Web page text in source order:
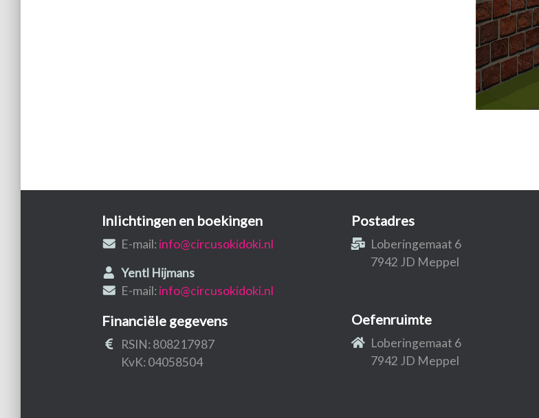
Inlichtingen en boekingen
E-mail: info@circusokidoki.nl
Yentl Hijmans
E-mail: info@circusokidoki.nl
Financiële gegevens
RSIN: 808217987
KvK: 04058504
Oefenruimte
Loberingemaat 6
7942 JD Meppel
Postadres
Loberingemaat 6
7942 JD Meppel